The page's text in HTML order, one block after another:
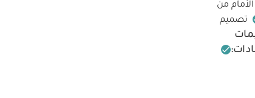
من
تصميم